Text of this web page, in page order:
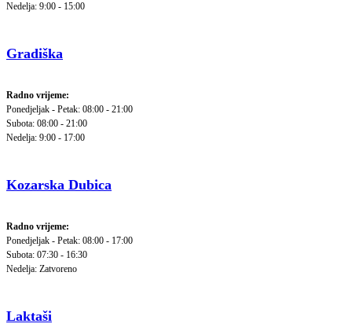
Nedelja: 9:00 - 15:00
Gradiška
Radno vrijeme:
Ponedjeljak - Petak: 08:00 - 21:00
Subota: 08:00 - 21:00
Nedelja: 9:00 - 17:00
Kozarska Dubica
Radno vrijeme:
Ponedjeljak - Petak: 08:00 - 17:00
Subota: 07:30 - 16:30
Nedelja: Zatvoreno
Laktaši